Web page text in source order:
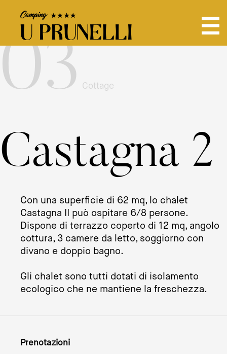
03 Cottage
Castagna 2
Con una superficie di 62 mq, lo chalet
Castagna II può ospitare 6/8 persone.
Dispone di terrazzo coperto di 12 mq, angolo
cottura, 3 camere da letto, soggiorno con
divano e doppio bagno.
Gli chalet sono tutti dotati di isolamento
ecologico che ne mantiene la freschezza.
Prenotazioni